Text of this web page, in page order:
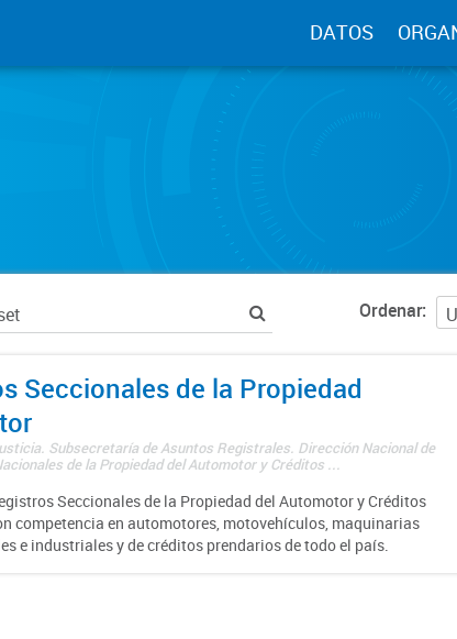
DATOS
Ordenar
Seccionales de la Propiedad
Subsecretaría de Asuntos Registrales. Dirección Nacional de
de la Propiedad del Automotor y Créditos ...
Seccionales de la Propiedad del Automotor y Créditos
competencia en automotores, motovehículos, maquinarias
e industriales y de créditos prendarios de todo el país.